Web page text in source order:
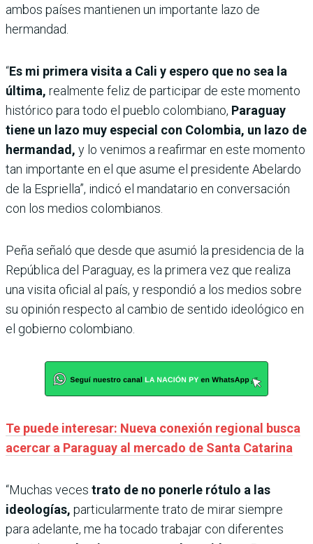
ambos países mantienen un importante lazo de
hermandad.
“Es mi primera visita a Cali y espero que no sea la
última, realmente feliz de participar de este momento
histórico para todo el pueblo colombiano, Paraguay
tiene un lazo muy especial con Colombia, un lazo de
hermandad, y lo venimos a reafirmar en este momento
tan importante en el que asume el presidente Abelardo
de la Espriella”, indicó el mandatario en conversación
con los medios colombianos.
Peña señaló que desde que asumió la presidencia de la
República del Paraguay, es la primera vez que realiza
una visita oficial al país, y respondió a los medios sobre
su opinión respecto al cambio de sentido ideológico en
el gobierno colombiano.
Te puede interesar: Nueva conexión regional busca
acercar a Paraguay al mercado de Santa Catarina
“Muchas veces trato de no ponerle rótulo a las
ideologías, particularmente trato de mirar siempre
para adelante, me ha tocado trabajar con diferentes